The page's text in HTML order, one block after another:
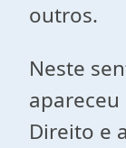
outros.
Neste
Direito e